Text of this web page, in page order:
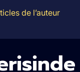
de l’auteur